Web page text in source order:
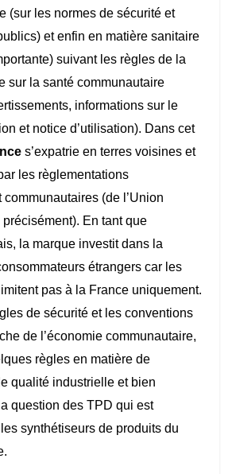
(sur les normes de sécurité et
et enfin en matière sanitaire
suivant les règles de la
sur la santé communautaire
informations sur le
et notice d’utilisation). Dans cet
s’expatrie en terres voisines et
les règlementations
(de l’Union
En tant que
la marque investit dans la
étrangers car les
pas à la France uniquement.
de sécurité et les conventions
de l’économie communautaire,
règles en matière de
qualité industrielle et bien
question des TPD qui est
synthétiseurs de produits du